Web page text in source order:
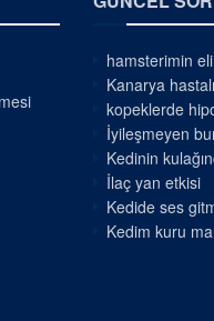
hamsterimin
Kanarya
kopeklerde
İyileşmeyen
Kedinin
İlaç yan etkisi
Kedide ses
Kedim kuru